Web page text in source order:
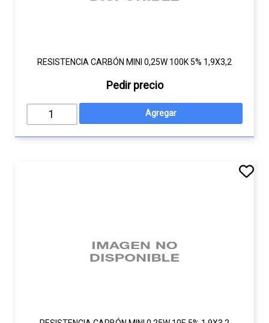
RESISTENCIA CARBÓN MINI 0,25W 100K 5% 1,9X3,2
Pedir precio